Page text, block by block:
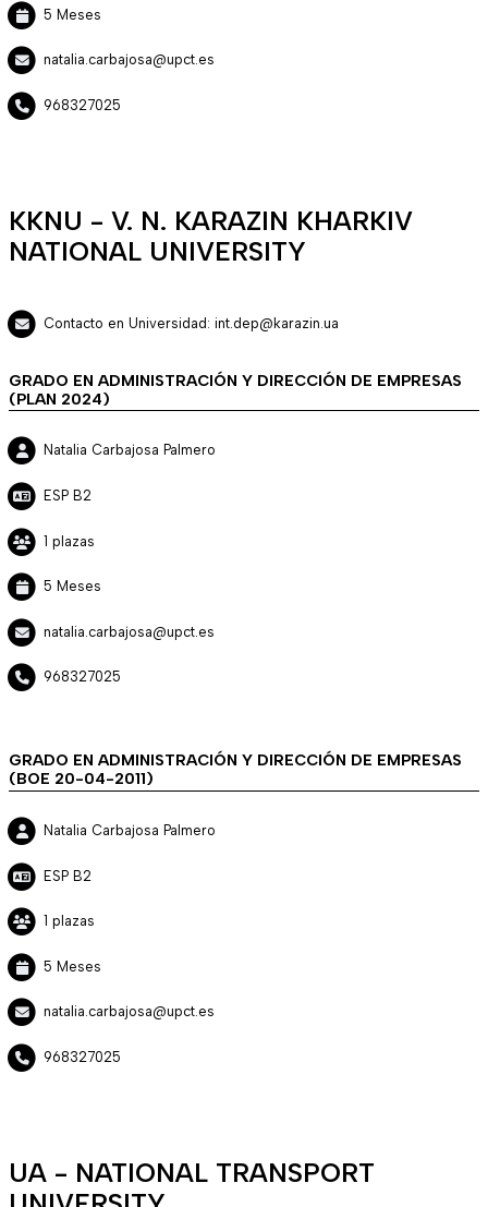
5 Meses
natalia.carbajosa@upct.es
968327025
KKNU - V. N. KARAZIN KHARKIV
NATIONAL UNIVERSITY
Contacto en Universidad: int.dep@karazin.ua
GRADO EN ADMINISTRACIÓN Y DIRECCIÓN DE EMPRESAS
(PLAN 2024)
Natalia Carbajosa Palmero
ESP B2
1 plazas
5 Meses
natalia.carbajosa@upct.es
968327025
GRADO EN ADMINISTRACIÓN Y DIRECCIÓN DE EMPRESAS
(BOE 20-04-2011)
Natalia Carbajosa Palmero
ESP B2
1 plazas
5 Meses
natalia.carbajosa@upct.es
968327025
UA - NATIONAL TRANSPORT